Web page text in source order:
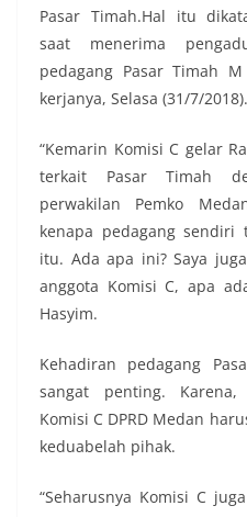
Pasar Timah.Hal itu
saat menerima
pedagang Pasar Timah
kerjanya, Selasa (31/7/2018).
“Kemarin Komisi C gelar
terkait Pasar Timah
perwakilan Pemko
kenapa pedagang sendiri
itu. Ada apa ini? Saya
anggota Komisi C, apa
Hasyim.
Kehadiran pedagang
sangat penting.
Komisi C DPRD Medan
keduabelah pihak.
“Seharusnya Komisi C